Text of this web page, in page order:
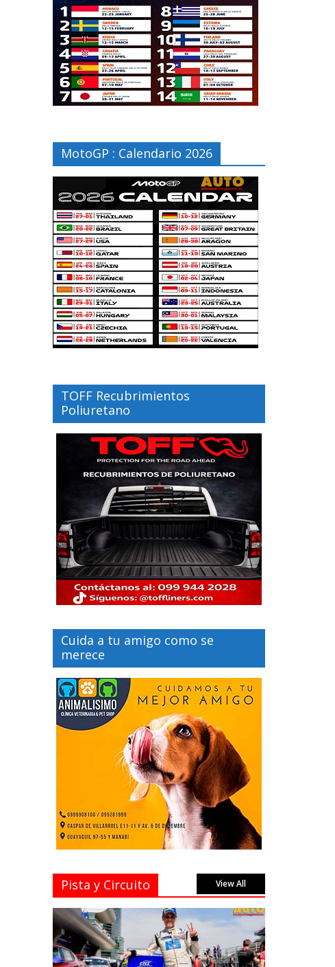
MotoGP : Calendario 2026
TOFF Recubrimientos
Poliuretano
Cuida a tu amigo como se
merece
Pista y Circuito View All